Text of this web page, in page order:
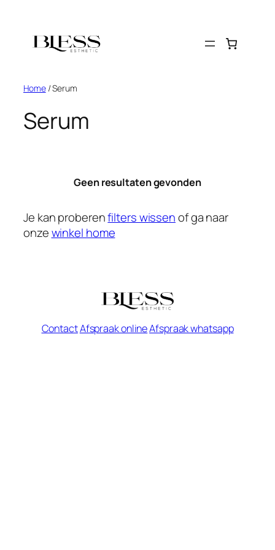
Home/ Serum
Serum
Geen resultaten gevonden
Je kan proberenfilters wissenof ga naar
onzewinkel home
ContactAfspraak onlineAfspraak whatsapp